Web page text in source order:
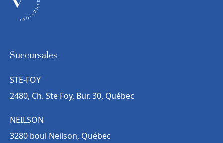
Succursales
STE-FOY
2480, Ch. Ste Foy, Bur. 30, Québec
NEILSON
3280 boul Neilson, Québec